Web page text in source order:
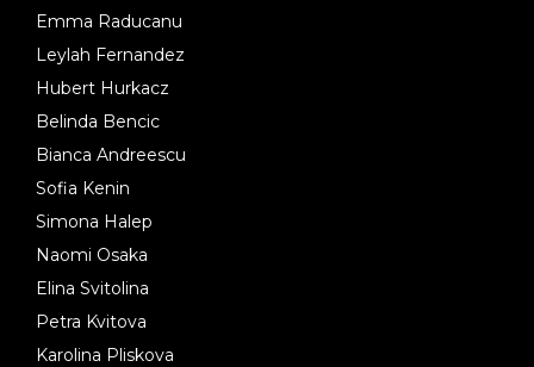
Emma Raducanu
Leylah Fernandez
Hubert Hurkacz
Belinda Bencic
Bianca Andreescu
Sofia Kenin
Simona Halep
Naomi Osaka
Elina Svitolina
Petra Kvitova
Karolina Pliskova